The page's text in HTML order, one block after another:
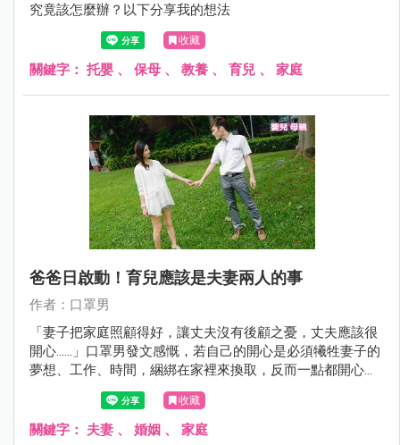
究竟該怎麼辦？以下分享我的想法
收藏
關鍵字： 托嬰 、 保母 、 教養 、 育兒 、 家庭
爸爸日啟動！育兒應該是夫妻兩人的事
作者：口罩男
「妻子把家庭照顧得好，讓丈夫沒有後顧之憂，丈夫應該很
開心......」口罩男發文感慨，若自己的開心是必須犧牲妻子的
夢想、工作、時間，綑綁在家裡來換取，反而一點都開心不
起來，所以他們都會找時間安排爸爸日，給太太一點獨處喘
息時間，讓家庭生活更好。收藏
關鍵字： 夫妻 、 婚姻 、 家庭